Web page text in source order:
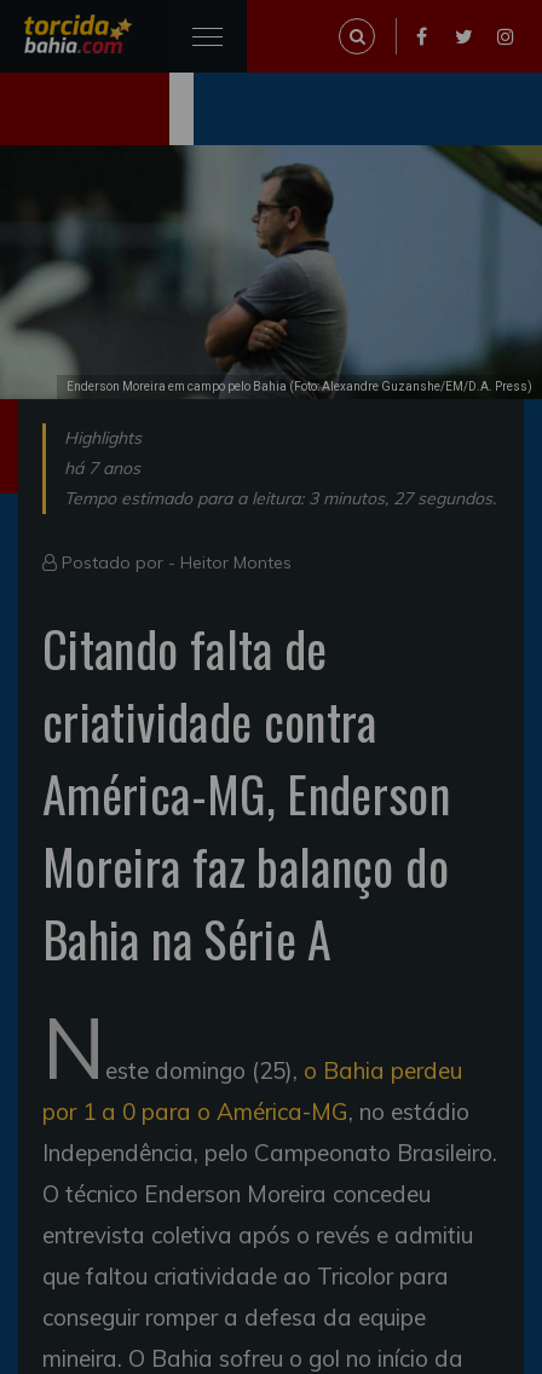
Enderson Moreira em campo pelo Bahia (Foto: Alexandre Guzanshe/EM/D.A. Press)
Highlights
há 7 anos
Tempo estimado para a leitura: 3 minutos, 27 segundos.
Postado por - Heitor Montes
Citando falta de
criatividade contra
América-MG, Enderson
Moreira faz balanço do
Bahia na Série A
N este domingo (25), o Bahia perdeu
por 1 a 0 para o América-MG, no estádio
Independência, pelo Campeonato Brasileiro.
O técnico Enderson Moreira concedeu
entrevista coletiva após o revés e admitiu
que faltou criatividade ao Tricolor para
conseguir romper a defesa da equipe
mineira. O Bahia sofreu o gol no início da